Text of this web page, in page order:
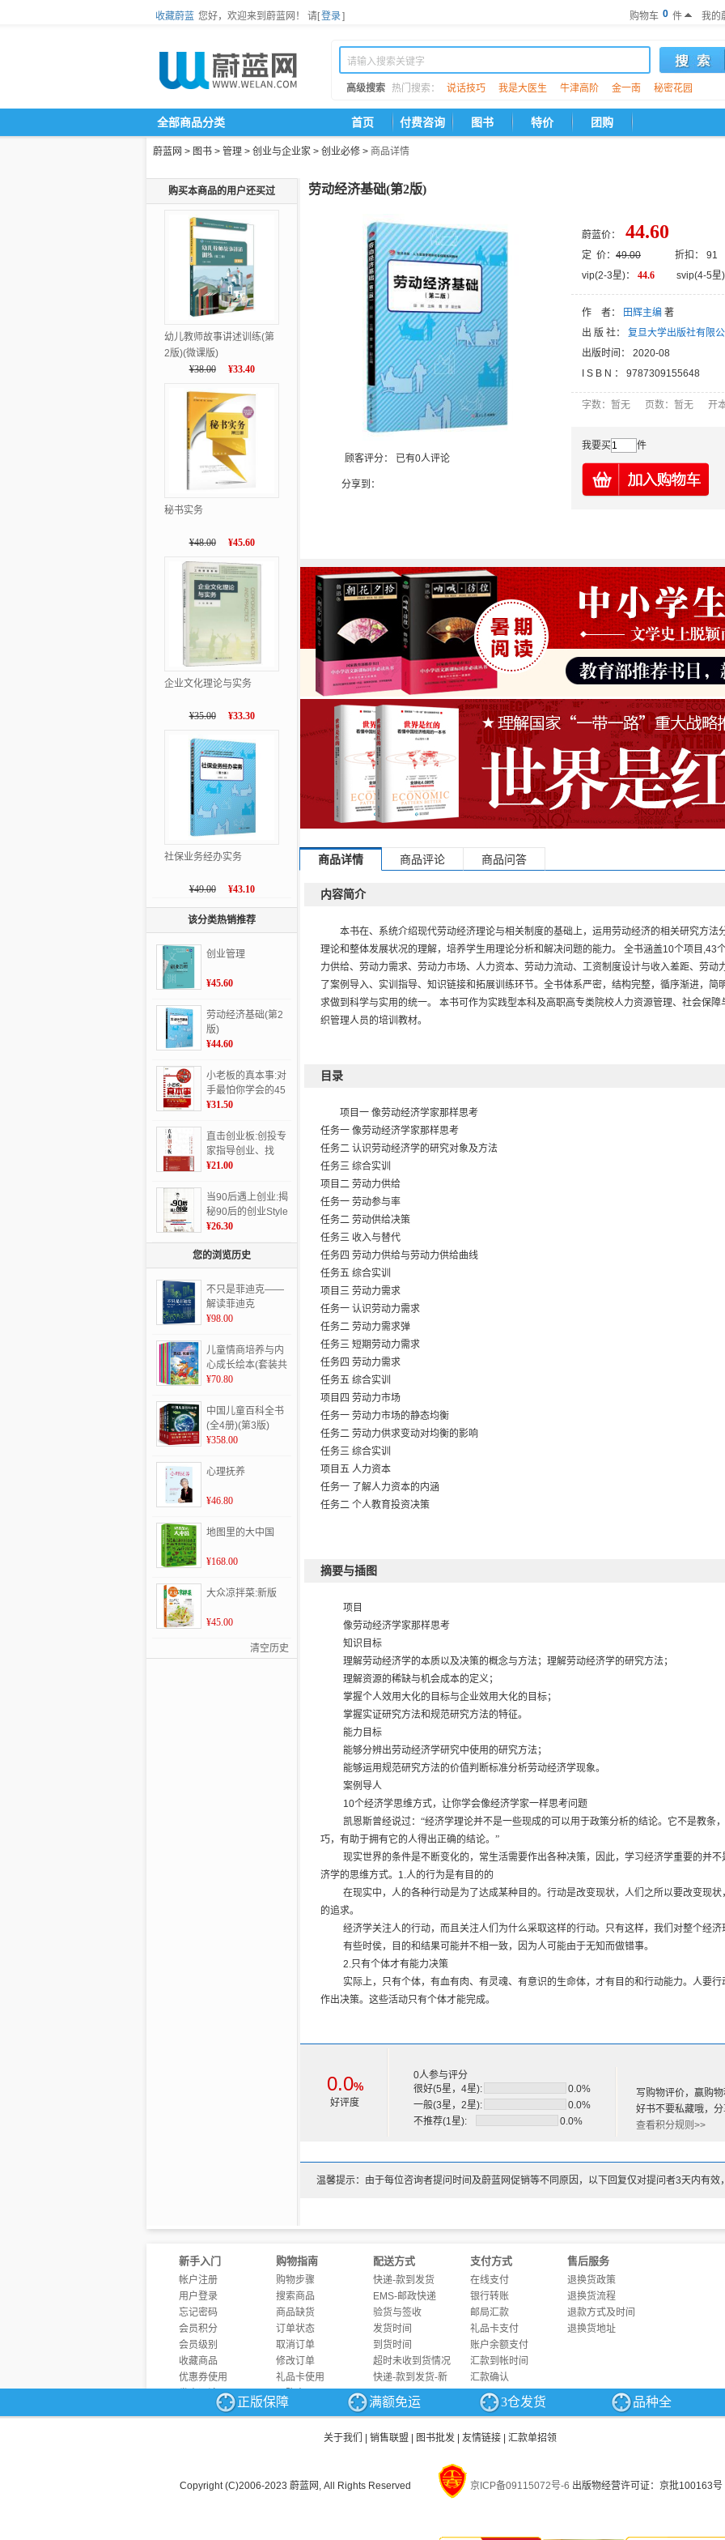
收藏蔚蓝 您好，欢迎来到蔚蓝网！ 请[登录] 购物车 0 件 我的
高级搜索 热门搜索： 说话技巧 我是大医生 牛津高阶 金一南 秘密花园
全部商品分类 首页 付费咨询 图书 特价 团购
蔚蓝网 > 图书 > 管理 > 创业与企业家 > 创业必修 > 商品详情
购买本商品的用户还买过
幼儿教师故事讲述训练(第
2版)(微课版)
¥38.00
¥33.40
秘书实务
¥48.00 ¥45.60
企业文化理论与实务
¥35.00 ¥33.30
社保业务经办实务
¥49.00 ¥43.10
该分类热销推荐
创业管理
¥45.60
劳动经济基础(第2
版)
¥44.60
小老板的真本事:对
手最怕你学会的45
个赚钱绝招
¥31.50
直击创业板:创投专
家指导创业、找
钱、上市
¥21.00
当90后遇上创业:揭
秘90后的创业Style
¥26.30
您的浏览历史
不只是菲迪克——
解读菲迪克
（FIDIC）施工合同
¥98.00
儿童情商培养与内
心成长绘本(套装共
6册)
¥70.80
中国儿童百科全书
(全4册)(第3版)
¥358.00
心理抚养
¥46.80
地图里的大中国
¥168.00
大众凉拌菜:新版
¥45.00
清空历史
劳动经济基础(第2版)
顾客评分： 已有0人评论
分享到：
蔚蓝价： 44.60
定 价： 49.00 折扣： 91
vip(2-3星)： 44.6 svip(4-5星
作 者： 田辉主编 著
出 版 社：
复旦大学出版社有限
出版时间：
2020-08
I S B N ：
9787309155648
字数：暂无 页数：暂无 开
我要买 件
商品详情 商品评论 商品问答
内容简介
本书在、系统介绍现代劳动经济理论与相关制度的基础上，运用劳动经济的相关研究方法
理论和整体发展状况的理解，培养学生用理论分析和解决问题的能力。 全书涵盖10个项目,43
力供给、劳动力需求、劳动力市场、人力资本、劳动力流动、工资制度设计与收入差距、劳
了案例导入、实训指导、知识链接和拓展训练环节。全书体系严密，结构完整，循序渐进，
求做到科学与实用的统一。 本书可作为实践型本科及高职高专类院校人力资源管理、社会保
织管理人员的培训教材。
目录
项目一 像劳动经济学家那样思考
任务一 像劳动经济学家那样思考
任务二 认识劳动经济学的研究对象及方法
任务三 综合实训
项目二 劳动力供给
任务一 劳动参与率
任务二 劳动供给决策
任务三 收入与替代
任务四 劳动力供给与劳动力供给曲线
任务五 综合实训
项目三 劳动力需求
任务一 认识劳动力需求
任务二 劳动力需求弹
任务三 短期劳动力需求
任务四 劳动力需求
任务五 综合实训
项目四 劳动力市场
任务一 劳动力市场的静态均衡
任务二 劳动力供求变动对均衡的影响
任务三 综合实训
项目五 人力资本
任务一 了解人力资本的内涵
任务二 个人教育投资决策
任务一 国家财政与劳动力市场
任务三 综合实训
项目七 工资制度设计与收入差距
任务一 工资的历史、本质和形式
任务二 影响工资确定的主要因素
任务三 补偿工资差别理论
任务四 报酬制度和水平设计与员工激励
任务五 收入不平等测量及变化的趋势
任务六 中国收入分配差距扩大的原因
任务七 缩小我国收入差距的政策
任务八 综合实训
项目八 劳动力市场歧视
任务一 劳动力市场歧视理论
任务二 我国的劳动力市场歧视问题
任务三 综合实训
项目九 业
任务一 业的基本理论
任务二 业统计
任务三 业与管理——职能与服务体系
任务四 我国业政策选择：问题与策略
任务五 综合实训
项目十 失业
任务一 失业的界定及失业率
任务二 探索失业的类型及其成因
摘要与插图
项目
像劳动经济学家那样思考
知识目标
理解劳动经济学的本质以及决策的概念与方法；理解劳动经济学的研究方法；
理解资源的稀缺与机会成本的定义；
掌握个人效用大化的目标与企业效用大化的目标；
掌握实证研究方法和规范研究方法的特征。
能力目标
能够分辨出劳动经济学研究中使用的研究方法；
能够运用规范研究方法的价值判断标准分析劳动经济学现象。
案例导人
10个经济学思维方式，让你学会像经济学家一样思考问题
凯恩斯曾经说过：“经济学理论并不是一些现成的可以用于政策分析的结论。它不是教条
巧，有助于拥有它的人得出正确的结论。”
现实世界的条件是不断变化的，常生活需要作出各种决策，因此，学习经济学重要的并
济学的思维方式。 1.人的行为是有目的的
在现实中，人的各种行动是为了达成某种目的。行动是改变现状，人们之所以要改变现
的追求。
经济学关注人的行动，而且关注人们为什么采取这样的行动。只有这样，我们对整个经
有些时侯，目的和结果可能并不相一致，因为人可能由于无知而做错事。
2.只有个体才有能力决策
实际上，只有个体，有血有肉、有灵魂、有意识的生命体，才有目的和行动能力。人要
作出决策。这些活动只有个体才能完成。
经济学家米尔顿·弗里德曼曾说过，如果要用一句话概括经济学，那是“天下没有免费的
会成本。
人类有很多的，但不幸的是，用来满足的资源是稀缺的。因为稀缺的存在，人们在行动
经济学基础知识。
当具体到比如一个汉堡或者一个肉夹馍，说天下没有免费的午餐，你要给钱才能买，这
4.我们是在边际上作选择
口水、吃子，是从pan style="font-family:宋体">到2
，也是边际上的变化。我们的行动都是对
。
我们经常会看到非黑即白、非此即彼、非友即敌的情绪化表达，这种表达多半没有什么
即彼，而是“多一点”还是“少一点”的比较，也是对边际成本和边际收益的权衡。
边际概念的引入，还破解了经济的一个难题——水钻悖论。
水很便宜，而对人类生存可有可无的钻石却很昂贵
........
0.0%
好评度
0人参与评分
很好(5星，4星):
0.0%
一般(3星，2星):
0.0%
不推荐(1星):
0.0%
写购物评价，赢购
好书不要私藏哦，
查看积分规则>>
温馨提示：由于每位咨询者提问时间及蔚蓝网促销等不同原因，以下回复仅对提问者3天内有效
新手入门
帐户注册
用户登录
忘记密码
会员积分
会员级别
收藏商品
优惠券使用
商品问答
购物指南
购物步骤
搜索商品
商品缺货
订单状态
取消订单
修改订单
礼品卡使用
团购商品
发票制度
配送方式
快递-款到发货
EMS-邮政快递
验货与签收
发货时间
到货时间
超时未收到货情况
快递-款到发货-新
支付方式
在线支付
银行转账
邮局汇款
礼品卡支付
账户余额支付
汇款到帐时间
汇款确认
售后服务
退换货政策
退换货流程
退款方式及时间
退换货地址
正版保障 满额免运 3仓发货 品种全
关于我们 销售联盟 图书批发 友情链接 汇款单招领
Copyright (C)2006-2023 蔚蓝网, All Rights Reserved 京ICP备09115072号-6 出版物经营许可证：京批100163号